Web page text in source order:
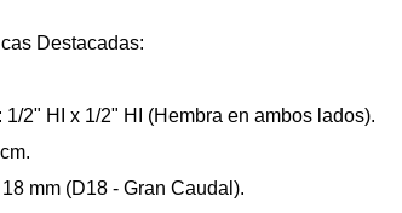
Destacadas:
1/2" HI x 1/2" HI (Hembra en ambos lados).
mm (D18 - Gran Caudal).